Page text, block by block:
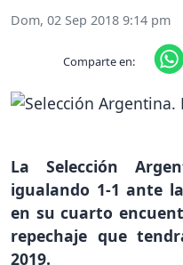
Dom, 02 Sep 2018 9:14 pm
Comparte en:
La Selección
igualando 1-1 ante
en su cuarto
repechaje que
2019.